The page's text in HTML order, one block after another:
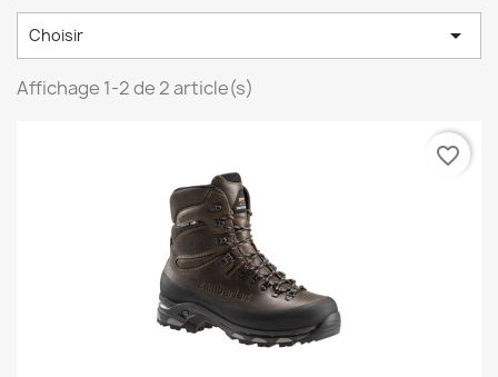
Choisir 
Affichage 1-2 de 2 article(s)
favorite_border